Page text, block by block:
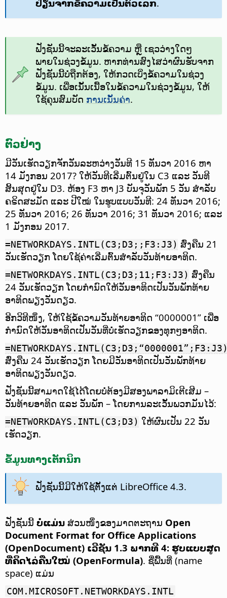
ປ່ຽນຈາກຂໍ້ຄວາມເປັນຕົວເລກ.
ຟັງຊັນນີ້ຈະລະເວັ້ນຂໍ້ຄວາມ ຫຼື ເຊວວ່າງໃດໆ
ພາຍໃນຊ່ວງຂໍ້ມູນ. ຫາກທ່ານສົງໄສວ່າຜົນຮັບຈາກ
ຟັງຊັນນີ້ບໍ່ຖືກຕ້ອງ, ໃຫ້ກວດເບິ່ງຂໍ້ຄວາມໃນຊ່ວງ
ຂໍ້ມູນ. ເພື່ອເນັ້ນເນື້ອໃນຂໍ້ຄວາມໃນຊ່ວງຂໍ້ມູນ, ໃຫ້
ໃຊ້ຄຸນສົມບັດ ການເນັ້ນຄ່າ.
ຕົວຢ່າງ
ມີວັນເຮັດວຽກຈັກວັນລະຫວ່າງວັນທີ 15 ທັນວາ 2016 ຫາ
14 ມັງກອນ 2017? ໃຫ້ວັນທີເລີ່ມຕົ້ນຢູ່ໃນ C3 ແລະ ວັນທີ
ສິ້ນສຸດຢູ່ໃນ D3. ຫ້ອງ F3 ຫາ J3 ບັນຈຸວັນພັກ 5 ວັນ ສຳລັບ
ຄຣິດສະມັດ ແລະ ປີໃໝ່ ໃນຮູບແບບວັນທີ: 24 ທັນວາ 2016;
25 ທັນວາ 2016; 26 ທັນວາ 2016; 31 ທັນວາ 2016; ແລະ
1 ມັງກອນ 2017.
=NETWORKDAYS.INTL(C3;D3;;F3:J3) ສົ່ງຄືນ 21
ວັນເຮັດວຽກ ໂດຍໃຊ້ຄ່າເລີ່ມຕົ້ນສຳລັບວັນທ້າຍອາທິດ.
=NETWORKDAYS.INTL(C3;D3;11;F3:J3) ສົ່ງຄືນ
24 ວັນເຮັດວຽກ ໂດຍກຳນົດໃຫ້ວັນອາທິດເປັນວັນພັກທ້າຍ
ອາທິດພຽງວັນດຽວ.
ອີກວິທີໜຶ່ງ, ໃຫ້ໃຊ້ຂໍ້ຄວາມວັນທ້າຍອາທິດ “0000001” ເພື່ອ
ກຳນົດໃຫ້ວັນອາທິດເປັນວັນທີ່ບໍ່ເຮັດວຽກຂອງທຸກໆອາທິດ.
ສົ່ງຄືນ 24 ວັນເຮັດວຽກ ໂດຍມີວັນອາທິດເປັນວັນພັກທ້າຍ
ອາທິດພຽງວັນດຽວ.
ຟັງຊັນນີ້ສາມາດໃຊ້ໄດ້ໂດຍບໍ່ຕ້ອງມີສອງພາລາມິເຕີເສີມ –
ວັນທ້າຍອາທິດ ແລະ ວັນພັກ – ໂດຍການລະເວັ້ນພວກມັນໄວ້:
=NETWORKDAYS.INTL(C3;D3) ໃຫ້ຜົນເປັນ 22 ວັນ
ເຮັດວຽກ.
ຂໍ້ມູນທາງເຕັກນິກ
ຟັງຊັນນີ້ມີໃຫ້ໃຊ້ຕັ້ງແຕ່ LibreOffice 4.3.
ຟັງຊັນນີ້ ບໍ່ແມ່ນ ສ່ວນໜຶ່ງຂອງມາດຕະຖານ Open
Document Format for Office Applications
(OpenDocument) ເວີຊັນ 1.3 ພາກທີ 4: ຮູບແບບສູດ
ທີ່ຄິດໄລ່ຄືນໃໝ່ (OpenFormula). ຊື່ພື້ນທີ່ (name
space) ແມ່ນ
COM.MICROSOFT.NETWORKDAYS.INTL